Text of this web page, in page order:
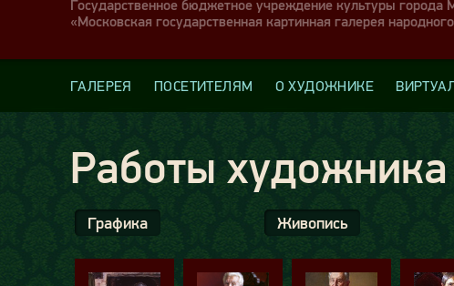
Государственное бюджетное учреждение культуры города
«Московская государственная картинная галерея
ГАЛЕРЕЯ ПОСЕТИТЕЛЯМ О ХУДОЖНИКЕ
Работы художника
Графика Живопись